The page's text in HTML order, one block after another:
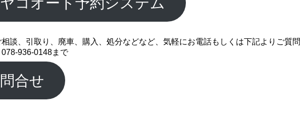
談、引取り、廃車、購入、処分などなど、気軽にお電話もしくは下記よりご質問
936-0148まで
合せ